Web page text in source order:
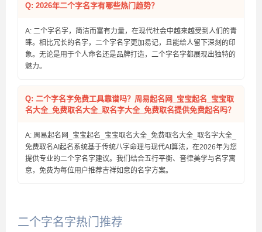
Q: 2026年二个字名字有哪些热门趋势？
A: 二个字名字，简洁而富有力量，在现代社会中越来越受到人们的青
睐。相比冗长的名字，二个字名字更加易记，且能给人留下深刻的印
象。无论是用于个人命名还是品牌打造，二个字名字都展现出独特的
魅力。
Q: 二个字名字免费工具靠谱吗？周易起名网_宝宝起名_宝宝取
名大全_免费取名大全_取名字大全_免费取名提供免费起名吗？
A: 周易起名网_宝宝起名_宝宝取名大全_免费取名大全_取名字大全_
免费取名AI起名系统基于传统八字命理与现代AI算法，在2026年为您
提供专业的二个字名字建议。我们结合五行平衡、音律美学与名字寓
意，免费为每位用户推荐吉祥如意的名字方案。
二个字名字热门推荐